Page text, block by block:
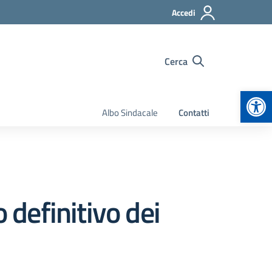
Accedi
Cerca
Albo Sindacale Contatti
definitivo dei